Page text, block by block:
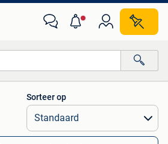
Alle afstanden…
Sorteer op